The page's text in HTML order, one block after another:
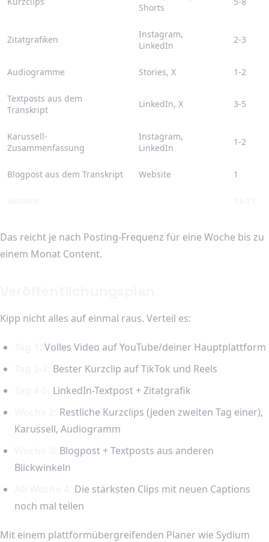
Shorts
Zitatgrafiken
Instagram,
LinkedIn
2-3
Audiogramme Stories, X 1-2
Textposts aus dem
Transkript
LinkedIn, X 3-5
Karussell-
Zusammenfassung
Instagram,
LinkedIn
1-2
Blogpost aus dem Transkript Website 1
Das reicht je nach Posting-Frequenz für eine Woche bis zu
einem Monat Content.
Kipp nicht alles auf einmal raus. Verteil es:
Volles Video auf YouTube/deiner Hauptplattform
Bester Kurzclip auf TikTok und Reels
LinkedIn-Textpost + Zitatgrafik
Restliche Kurzclips (jeden zweiten Tag einer),
Karussell, Audiogramm
Blogpost + Textposts aus anderen
Blickwinkeln
Die stärksten Clips mit neuen Captions
noch mal teilen
Mit einem plattformübergreifenden Planer wie Sydium